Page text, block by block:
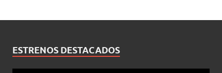
ESTRENOS DESTACADOS